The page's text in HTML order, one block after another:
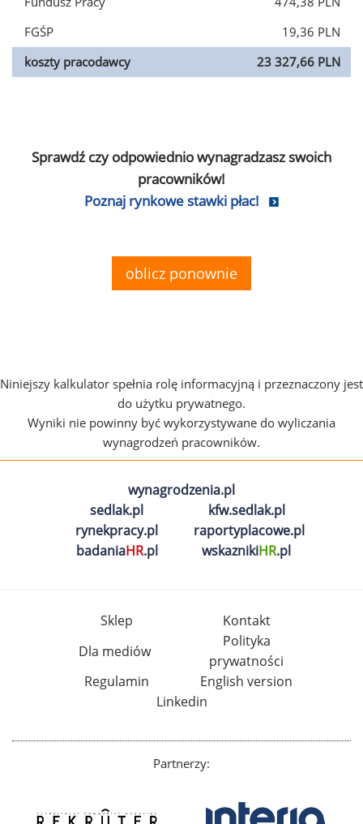
FGŚP
19,36 PLN
koszty pracodawcy
23 327,66 PLN
Sprawdź czy odpowiednio wynagradzasz swoich
pracowników!
Poznaj rynkowe stawki płac!
oblicz ponownie
Niniejszy kalkulator spełnia rolę informacyjną i przeznaczony jest
do użytku prywatnego.
Wyniki nie powinny być wykorzystywane do wyliczania
wynagrodzeń pracowników.
wynagrodzenia.pl
sedlak.pl
kfw.sedlak.pl
rynekpracy.pl
raportyplacowe.pl
badaniaHR.pl wskaznikiHR.pl
Sklep
Kontakt
Dla mediów
Polityka
prywatności
Regulamin
English version
Linkedin
Partnerzy: